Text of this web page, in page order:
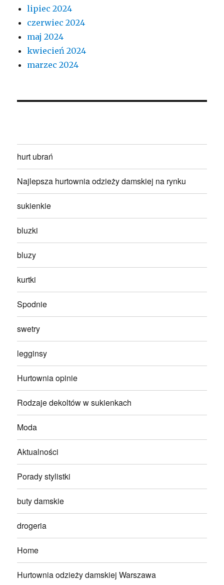
lipiec 2024
czerwiec 2024
maj 2024
kwiecień 2024
marzec 2024
hurt ubrań
Najlepsza hurtownia odzieży damskiej na rynku
sukienkie
bluzki
bluzy
kurtki
Spodnie
swetry
legginsy
Hurtownia opinie
Rodzaje dekoltów w sukienkach
Moda
Aktualności
Porady stylistki
buty damskie
drogeria
Home
Hurtownia odzieży damskiej Warszawa